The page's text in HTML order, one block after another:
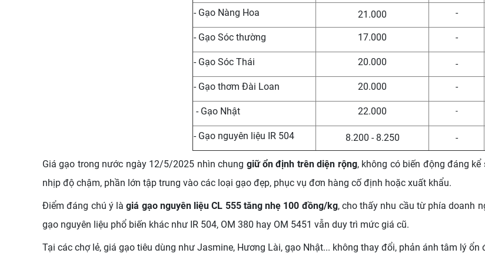
- Gạo Nàng Hoa 21.000 -
- Gạo Sóc thường 17.000 -
- Gạo Sóc Thái 20.000 -
- Gạo thơm Đài Loan 20.000 -
- Gạo Nhật 22.000 -
- Gạo nguyên liệu IR 504 8.200 - 8.250 -
Giá gạo trong nước ngày 12/5/2025 nhìn chung giữ ổn định trên diện rộng, không có biến động đáng
nhịp độ chậm, phần lớn tập trung vào các loại gạo đẹp, phục vụ đơn hàng cố định hoặc xuất khẩu.
Điểm đáng chú ý làgiá gạo nguyên liệu CL 555 tăng nhẹ 100 đồng/kg, cho thấy nhu cầu từ phía doanh
gạo nguyên liệu phổ biến khác như IR 504, OM 380 hay OM 5451 vẫn duy trì mức giá cũ.
Tại các chợ lẻ, giá gạo tiêu dùng như Jasmine, Hương Lài, gạo Nhật... không thay đổi, phản ánh tâm lý